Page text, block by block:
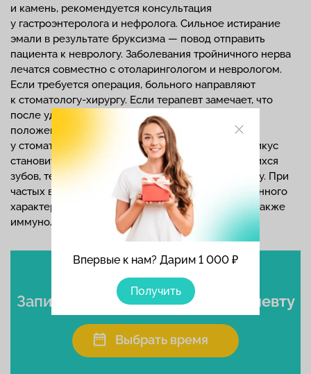
Впервые к нам? Дарим 1 000 ₽
Получить
и камень, рекомендуется консультация
у гастроэнтеролога и нефролога. Сильное истирание
эмали в результате бруксизма — повод отправить
пациента к неврологу. Заболевания тройничного нерва
лечатся совместно с отоларингологом и неврологом.
Если требуется операция, больного направляют
к стоматологу-хирургу. Если терапевт замечает, что
после удаления зуба соседние начали менять
положение, рекомендуется протезирование
у стоматолога-ортопеда. Если неправильный прикус
становится причиной разрушения соприкасающихся
зубов, терапевт направляет пациента к ортодонту. При
частых воспалительных заболеваниях инфекционного
характера требуется помощь инфекциониста, а также
иммунолога.
Записаться к стоматологу-терапевту
Выбрать время